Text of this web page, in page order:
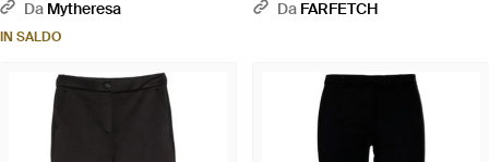
Da Mytheresa
IN SALDO
Da FARFETCH